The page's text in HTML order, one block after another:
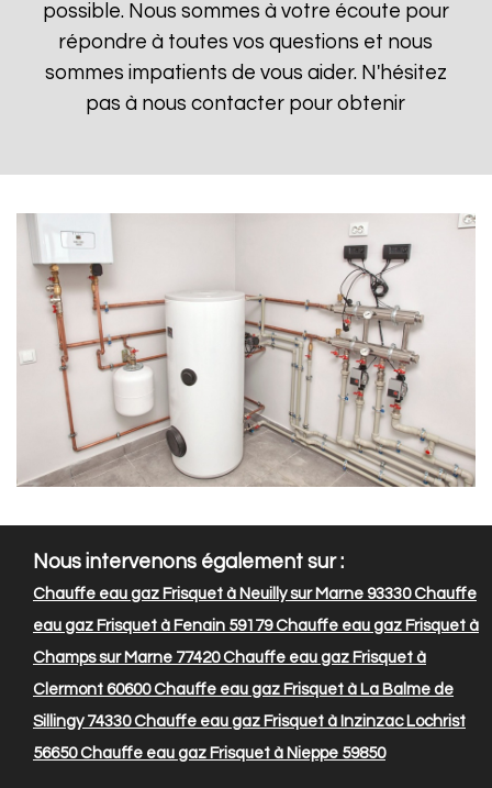
possible. Nous sommes à votre écoute pour
répondre à toutes vos questions et nous
sommes impatients de vous aider. N'hésitez
pas à nous contacter pour obtenir
Nous intervenons également sur :
Chauffe eau gaz Frisquet à Neuilly sur Marne 93330Chauffe
eau gaz Frisquet à Fenain 59179Chauffe eau gaz Frisquet à
Champs sur Marne 77420Chauffe eau gaz Frisquet à
Clermont 60600Chauffe eau gaz Frisquet à La Balme de
Sillingy 74330Chauffe eau gaz Frisquet à Inzinzac Lochrist
56650Chauffe eau gaz Frisquet à Nieppe 59850